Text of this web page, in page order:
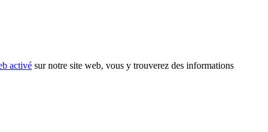
activé sur notre site web, vous y trouverez des informations